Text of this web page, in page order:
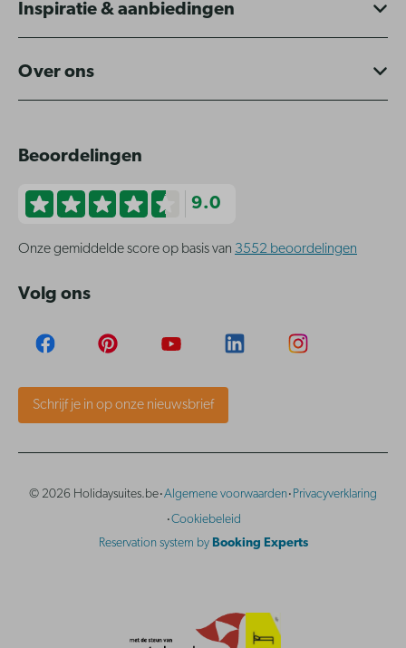
Inspiratie & aanbiedingen
Over ons
Beoordelingen
9.0
Onze gemiddelde score op basis van 3552 beoordelingen
Volg ons
Schrijf je in op onze nieuwsbrief
© 2026 Holidaysuites.be·Algemene voorwaarden· Privacyverklaring
·Cookiebeleid
Reservation system by Booking Experts